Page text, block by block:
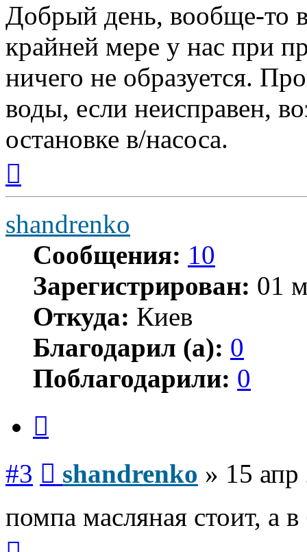
Добрый день, вообще-то
крайней мере у нас при
ничего не образуется.
воды, если неисправен,
остановке в/насоса.
началу
shandrenko
Сообщения: 10
Зарегистрирован: 01
Откуда: Киев
Благодарил (а): 0
Поблагодарили: 0
#3 shandrenko » 15
помпа масляная стоит, а